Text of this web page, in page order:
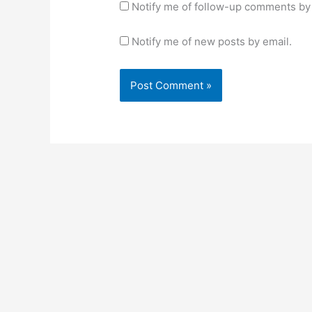
Notify me of follow-up comments by
Notify me of new posts by email.